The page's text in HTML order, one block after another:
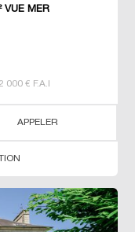
VUE MER
000 € F.A.I
APPELER